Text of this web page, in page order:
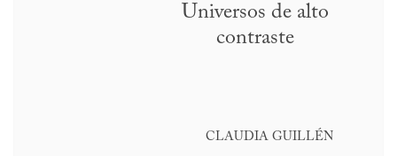
Universos de alto
contraste
CLAUDIA GUILLÉN